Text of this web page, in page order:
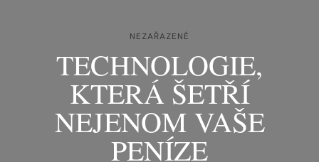
NEZAŘAZENÉ
TECHNOLOGIE,
KTERÁ ŠETŘÍ
NEJENOM VAŠE
PENÍZE